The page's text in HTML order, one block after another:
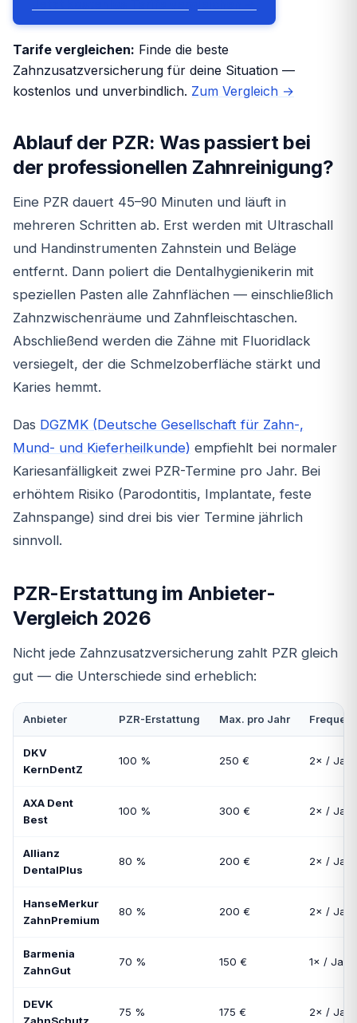
Tarife vergleichen: Finde die beste
Zahnzusatzversicherung für deine Situation —
kostenlos und unverbindlich. Zum Vergleich →
Ablauf der PZR: Was passiert bei
der professionellen Zahnreinigung?
Eine PZR dauert 45–90 Minuten und läuft in
mehreren Schritten ab. Erst werden mit Ultraschall
und Handinstrumenten Zahnstein und Beläge
entfernt. Dann poliert die Dentalhygienikerin mit
speziellen Pasten alle Zahnflächen — einschließlich
Zahnzwischenräume und Zahnfleischtaschen.
Abschließend werden die Zähne mit Fluoridlack
versiegelt, der die Schmelzoberfläche stärkt und
Karies hemmt.
Das DGZMK (Deutsche Gesellschaft für Zahn-,
Mund- und Kieferheilkunde) empfiehlt bei normaler
Kariesanfälligkeit zwei PZR-Termine pro Jahr. Bei
erhöhtem Risiko (Parodontitis, Implantate, feste
Zahnspange) sind drei bis vier Termine jährlich
sinnvoll.
PZR-Erstattung im Anbieter-
Vergleich 2026
Nicht jede Zahnzusatzversicherung zahlt PZR gleich
gut — die Unterschiede sind erheblich:
Anbieter PZR-Erstattung Max. pro Jahr
DKV
KernDentZ
100 % 250 € 2× / Jahr
AXA Dent
Best
100 % 300 € 2× / Jahr
Allianz
DentalPlus
80 % 200 € 2× / Jahr
HanseMerkur
ZahnPremium
80 % 200 € 2× / Jahr
Barmenia
ZahnGut
70 % 150 € 1× / Jahr
DEVK
75 % 175 € 2× / Jahr